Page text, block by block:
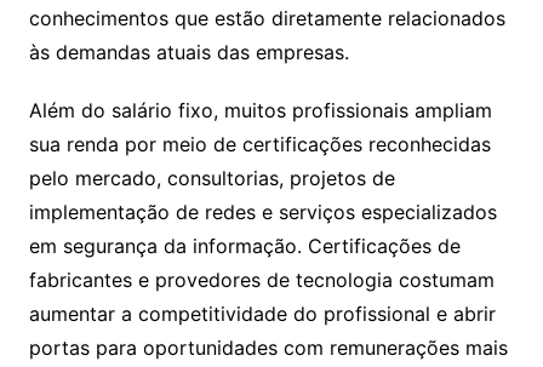
conhecimentos que estão diretamente relacionados
às demandas atuais das empresas.
Além do salário fixo, muitos profissionais ampliam
sua renda por meio de certificações reconhecidas
pelo mercado, consultorias, projetos de
implementação de redes e serviços especializados
em segurança da informação. Certificações de
fabricantes e provedores de tecnologia costumam
aumentar a competitividade do profissional e abrir
portas para oportunidades com remunerações mais